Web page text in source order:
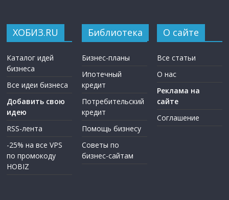
ХОБИЗ.RU
Каталог идей
бизнеса
Все идеи бизнеса
Добавить свою
идею
RSS-лента
-25% на все VPS
по промокоду
HOBIZ
Библиотека
Бизнес-планы
Ипотечный
кредит
Потребительский
кредит
Помощь бизнесу
Советы по
бизнес-сайтам
О сайте
Все статьи
О нас
Реклама на
сайте
Соглашение